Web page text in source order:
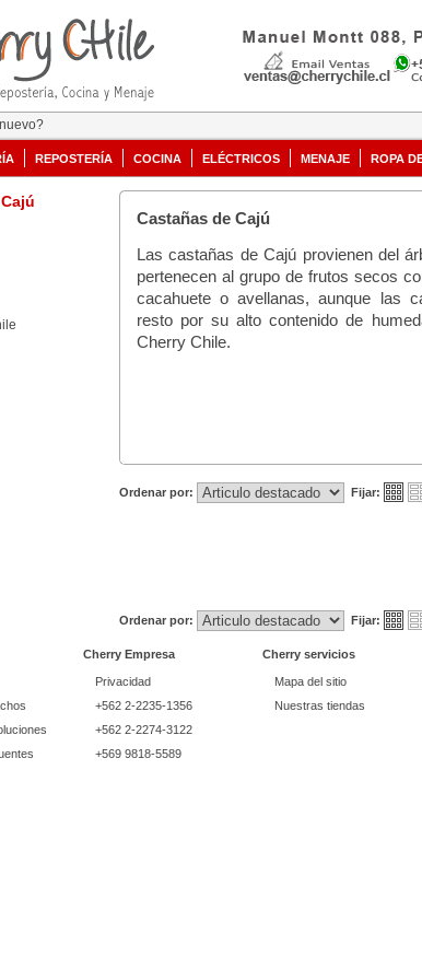
REPOSTERÍA COCINA ELÉCTRICOS MENAJE ROPA
Castañas de Cajú
Las castañas de Cajú provienen del
pertenecen al grupo de frutos secos
cacahuete o avellanas, aunque las
resto por su alto contenido de
Cherry Chile.
Ordenar por: Fijar:
Ordenar por: Fijar:
Cherry Empresa
Privacidad
+562 2-2235-1356
+562 2-2274-3122
+569 9818-5589
Cherry servicios
Mapa del sitio
Nuestras tiendas